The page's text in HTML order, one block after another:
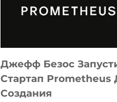
ДЛЯ
И
LINUX
Джефф Безос
Стартап Prometheus
Создания